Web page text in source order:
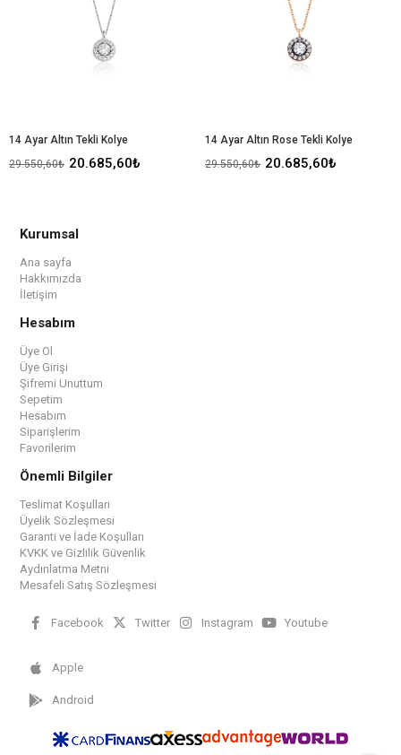
14 Ayar Altın Tekli Kolye
20.685,60₺
29.550,60₺
14 Ayar Altın Rose Tekli Kolye
20.685,60₺
29.550,60₺
Kurumsal
Ana sayfa
Hakkımızda
İletişim
Hesabım
Üye Ol
Üye Girişi
Şifremi Unuttum
Sepetim
Hesabım
Siparişlerim
Favorilerim
Önemli Bilgiler
Teslimat Koşulları
Üyelik Sözleşmesi
Garanti ve İade Koşulları
KVKK ve Gizlilik Güvenlik
Aydınlatma Metni
Mesafeli Satış Sözleşmesi
Facebook Twitter Instagram Youtube
Apple
Android